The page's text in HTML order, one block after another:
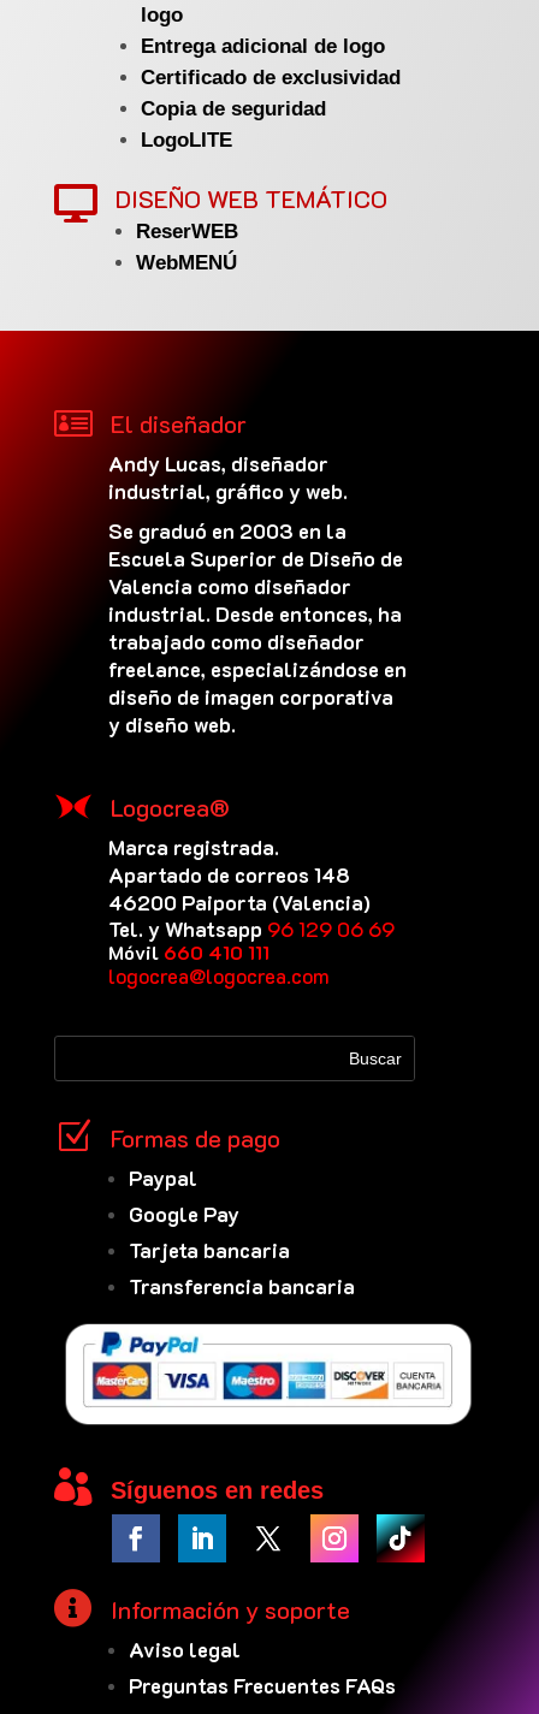
logo
Entrega adicional de logo
Certificado de exclusividad
Copia de seguridad
LogoLITE
 DISEÑO WEB TEMÁTICO
ReserWEB
WebMENÚ
 El diseñador
Andy Lucas, diseñador
industrial, gráfico y web.
Se graduó en 2003 en la
Escuela Superior de Diseño de
Valencia como diseñador
industrial. Desde entonces, ha
trabajado como diseñador
freelance, especializándose en
diseño de imagen corporativa
y diseño web.
Logocrea®
Marca registrada.
Apartado de correos 148
46200 Paiporta (Valencia)
Tel. y Whatsapp 96 129 06 69
Móvil 660 410 111
logocrea@logocrea.com
Z Formas de pago
Paypal
Google Pay
Tarjeta bancaria
Transferencia bancaria
 Síguenos en redes
 Información y soporte
Aviso legal
Preguntas Frecuentes FAQs